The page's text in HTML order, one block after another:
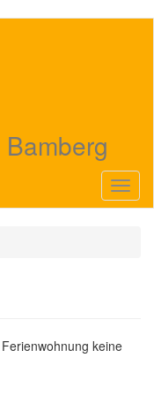
keine